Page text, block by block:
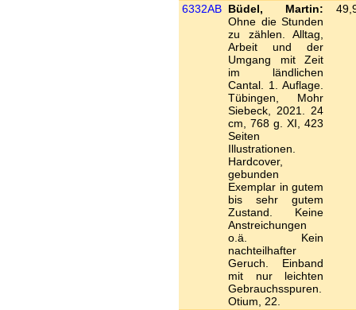
6332AB Büdel, Martin:
Ohne die Stunden
zu zählen. Alltag,
Arbeit und der
Umgang mit Zeit
im ländlichen
Cantal. 1. Auflage.
Tübingen, Mohr
Siebeck, 2021. 24
cm, 768 g. XI, 423
Seiten
Illustrationen.
Hardcover,
gebunden
Exemplar in gutem
bis sehr gutem
Zustand. Keine
Anstreichungen
o.ä. Kein
nachteilhafter
Geruch. Einband
mit nur leichten
Gebrauchsspuren.
Otium, 22.